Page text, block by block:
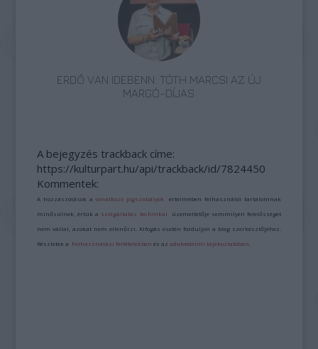
ERDŐ VAN IDEBENN: TÓTH MARCSI AZ ÚJ
MARGÓ-DÍJAS
A bejegyzés trackback címe:
https://kulturpart.hu/api/trackback/id/7824450
Kommentek:
A hozzászólások avonatkozó jogszabályok értelmében felhasználói tartalomnak
minősülnek, értük a szolgáltatás technikai üzemeltetője semmilyen felelősséget
nem vállal, azokat nem ellenőrzi. Kifogás esetén forduljon a blog szerkesztőjéhez.
Részletek a Felhasználási feltételekben és azadatvédelmi tájékoztatóban